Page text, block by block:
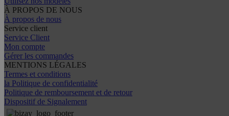
À PROPOS DE NOUS
À propos de nous
Service client
Service Client
Mon compte
Gérer les commandes
MENTIONS LÉGALES
Termes et conditions
la Politique de confidentialité
Politique de remboursement et de retour
Dispositif de Signalement